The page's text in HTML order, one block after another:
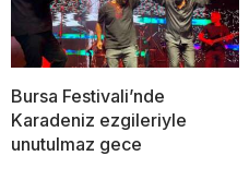
Bursa Festivali’nde
Karadeniz ezgileriyle
unutulmaz gece